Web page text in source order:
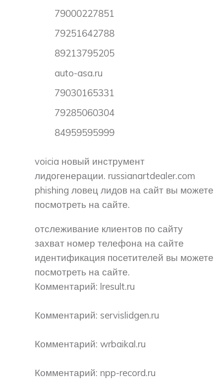
79000227851
79251642788
89213795205
auto-asa.ru
79030165331
79285060304
84959595999
voicia новый инструмент
лидогенерации. russianartdealer.com
phishing ловец лидов на сайт вы можете
посмотреть на сайте.
отслеживание клиентов по сайту
захват номер телефона на сайте
идентификация посетителей вы можете
посмотреть на сайте.
Комментарий: lresult.ru
Комментарий: servislidgen.ru
Комментарий: wrbaikal.ru
Комментарий: npp-record.ru